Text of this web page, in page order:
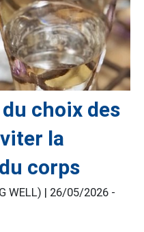
choix des
la
corps
WELL) | 26/05/2026 -